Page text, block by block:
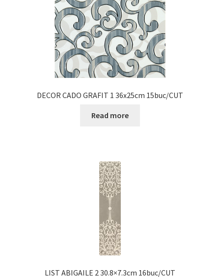
DECOR CADO GRAFIT 1 36x25cm 15buc/CUT
Read more
LIST ABIGAILE 2 30.8×7.3cm 16buc/CUT